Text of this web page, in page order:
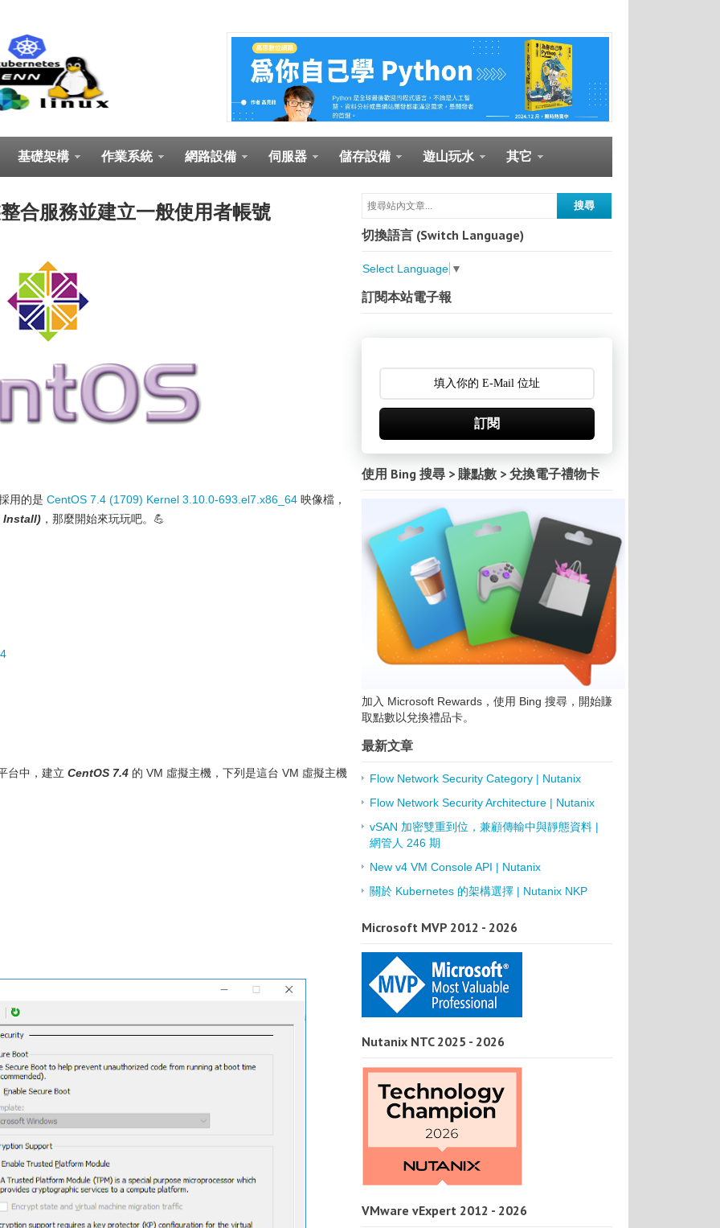
基礎架構 作業系統 網路設備 伺服器 儲存設備 遊山玩水 其它
合服務並建立一般使用者帳號
用的是 CentOS 7.4 (1709) Kernel 3.10.0-693.el7.x86_64 映像檔，
Install) ，那麼開始來玩玩吧。💪
台中，建立 CentOS 7.4 的 VM 虛擬主機，下列是這台 VM 虛擬主機
切換語言 (Switch Language)
Select Language ▼
訂閱本站電子報
訂閱
使用 Bing 搜尋 > 賺點數 > 兌換電子禮物卡
加入 Microsoft Rewards，使用 Bing 搜尋，開始賺
取點數以兌換禮品卡。
最新文章
Flow Network Security Category | Nutanix
Flow Network Security Architecture | Nutanix
vSAN 加密雙重到位，兼顧傳輸中與靜態資料 |
網管人 246 期
New v4 VM Console API | Nutanix
關於 Kubernetes 的架構選擇 | Nutanix NKP
Microsoft MVP 2012 - 2026
Nutanix NTC 2025 - 2026
VMware vExpert 2012 - 2026